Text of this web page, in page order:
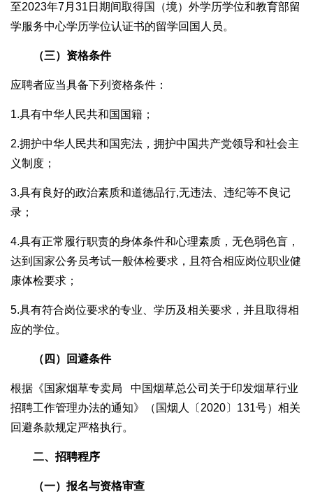
至2023年7月31日期间取得国（境）外学历学位和教育部留
学服务中心学历学位认证书的留学回国人员。
（三）资格条件
应聘者应当具备下列资格条件：
1.具有中华人民共和国国籍；
2.拥护中华人民共和国宪法，拥护中国共产党领导和社会主
义制度；
3.具有良好的政治素质和道德品行,无违法、违纪等不良记
录；
4.具有正常履行职责的身体条件和心理素质，无色弱色盲，
达到国家公务员考试一般体检要求，且符合相应岗位职业健
康体检要求；
5.具有符合岗位要求的专业、学历及相关要求，并且取得相
应的学位。
（四）回避条件
根据《国家烟草专卖局 中国烟草总公司关于印发烟草行业
招聘工作管理办法的通知》（国烟人〔2020〕131号）相关
回避条款规定严格执行。
二、招聘程序
（一）报名与资格审查